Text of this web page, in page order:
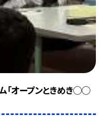
「オープンときめき◯◯